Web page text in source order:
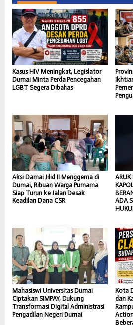
Kasus HIV Meningkat, Legislator
Dumai Minta Perda Pencegahan
LGBT Segera Dibahas
Aksi Damai Jilid II Menggema di
Dumai, Ribuan Warga Purnama
Siap Turun ke Jalan Desak
Keadilan Dana CSR
ARUK
ADA
Mahasiswi Universitas Dumai
Ciptakan SIMPAY, Dukung
Transformasi Digital Administrasi
Pengadilan Negeri Dumai
Kota
dan